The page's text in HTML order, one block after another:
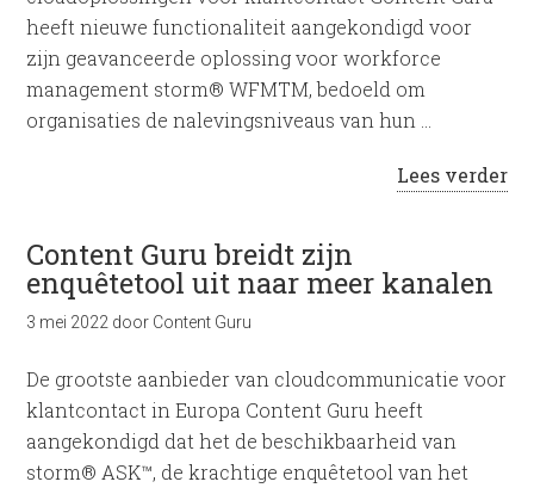
heeft nieuwe functionaliteit aangekondigd voor
zijn geavanceerde oplossing voor workforce
management storm® WFMTM, bedoeld om
organisaties de nalevingsniveaus van hun …
Lees verder
Content Guru breidt zijn
enquêtetool uit naar meer kanalen
3 mei 2022 door Content Guru
De grootste aanbieder van cloudcommunicatie voor
klantcontact in Europa Content Guru heeft
aangekondigd dat het de beschikbaarheid van
storm® ASK™, de krachtige enquêtetool van het